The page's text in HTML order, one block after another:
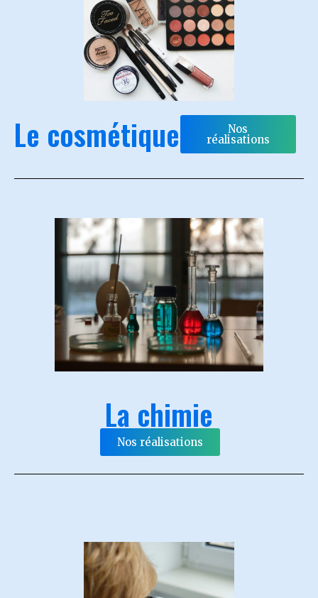
Le cosmétique Nos
réalisations
La chimie
Nos réalisations